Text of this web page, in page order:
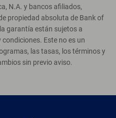
N.A. y bancos afiliados,
propiedad absoluta de Bank of
garantía están sujetos a
Este no es un
las tasas, los términos y
sin previo aviso.